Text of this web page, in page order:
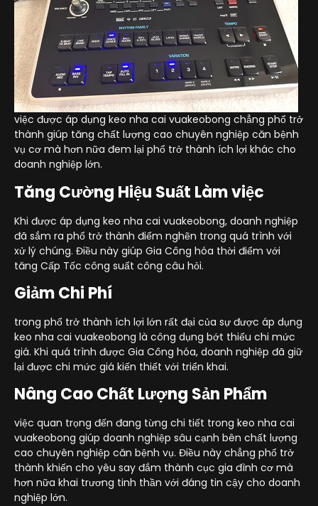
việc được áp dụng keo nha cai vuakeobong chẳng phổ trở
thành giúp tăng chất lượng cao chuyên nghiệp căn bệnh
vụ cơ mà hơn nữa đem lại phổ trở thành ích lợi khác cho
doanh nghiệp lớn.
Tăng Cường Hiệu Suất Làm việc
Khi được áp dụng keo nha cai vuakeobong, doanh nghiệp
đã sắm ra phổ trở thành điểm nghẽn trong quá trình với
xử lý chúng. Điều này giúp Gia Công hóa thời điểm với
tăng Cấp Tốc công suất công câu hỏi.
Giảm Chi Phí
trong phổ trở thành ích lợi lớn rất đại của sự được áp dụng
keo nha cai vuakeobong là công dụng bớt thiểu chi mức
giá. Khi quá trình được Gia Công hóa, doanh nghiệp đã giữ
lại được chi mức giá kiến thiết với triển khai.
Nâng Cao Chất Lượng Sản Phẩm
việc quan trọng đến đang từng chi tiết trong keo nha cai
vuakeobong giúp doanh nghiệp sâu cạnh bên chất lượng
cao chuyên nghiệp căn bệnh vụ. Điều này chẳng phổ trở
thành khiến cho yêu say đắm thành cục gia đình cơ mà
hơn nữa khai trương tinh thần với đáng tin cậy cho doanh
nghiệp lớn.